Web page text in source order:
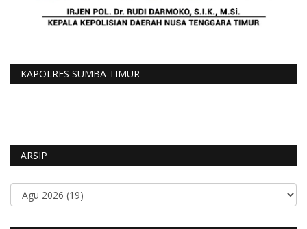
KAPOLRES SUMBA TIMUR
ARSIP